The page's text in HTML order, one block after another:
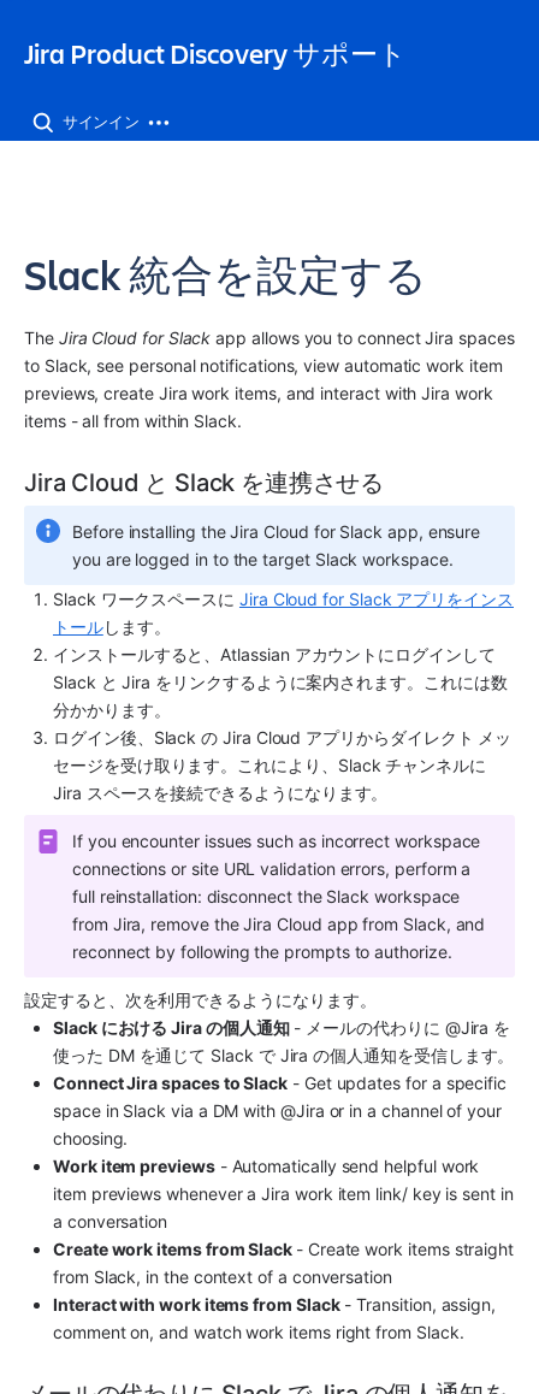
Jira Product Discovery サポート
サインイン
Slack 統合を設定する
The Jira Cloud for Slack app allows you to connect Jira spaces
to Slack, see personal notifications, view automatic work item
previews, create Jira work items, and interact with Jira work
items - all from within Slack.
Jira Cloud と Slack を連携させる
Before installing the Jira Cloud for Slack app, ensure
you are logged in to the target Slack workspace.
Slack ワークスペースに Jira Cloud for Slack アプリをインス
トールします。
インストールすると、Atlassian アカウントにログインして
Slack と Jira をリンクするように案内されます。これには数
分かかります。
ログイン後、Slack の Jira Cloud アプリからダイレクト メッ
セージを受け取ります。これにより、Slack チャンネルに
Jira スペースを接続できるようになります。
If you encounter issues such as incorrect workspace
connections or site URL validation errors, perform a
full reinstallation: disconnect the Slack workspace
from Jira, remove the Jira Cloud app from Slack, and
reconnect by following the prompts to authorize.
設定すると、次を利用できるようになります。
Slack における Jira の個人通知 - メールの代わりに @Jira を
使った DM を通じて Slack で Jira の個人通知を受信します。
Connect Jira spaces to Slack - Get updates for a specific
space in Slack via a DM with @Jira or in a channel of your
choosing.
Work item previews - Automatically send helpful work
item previews whenever a Jira work item link/ key is sent in
a conversation
Create work items from Slack - Create work items straight
from Slack, in the context of a conversation
Interact with work items from Slack - Transition, assign,
comment on, and watch work items right from Slack.